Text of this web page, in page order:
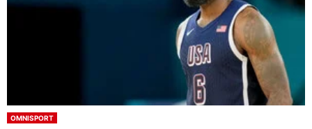
OMNISPORT